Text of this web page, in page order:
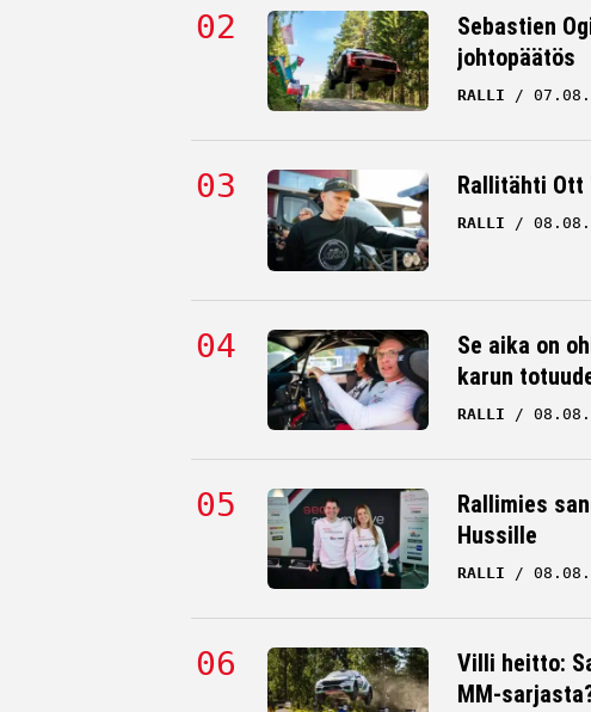
Sebastien
johtopäätös
RALLI
Rallitähti
RALLI
Se aika on
karun
RALLI
Rallimies
Hussille
RALLI
Villi heitto:
MM-